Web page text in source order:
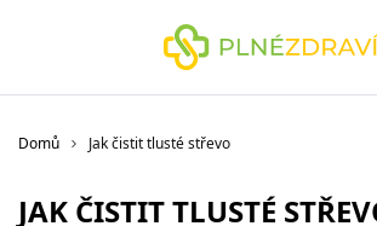
Domů Jak čistit tlusté střevo
JAK ČISTIT TLUSTÉ